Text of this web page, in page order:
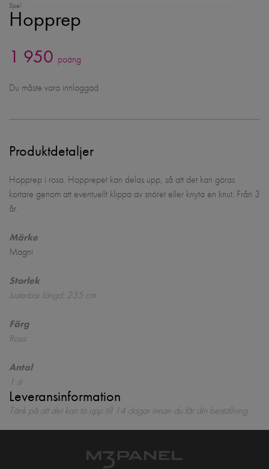
Spel
Hopprep
1 950 poäng
Du måste vara innloggad
Produktdetaljer
Hopprep i rosa. Hopprepet kan delas upp, så att det kan göras
kortare genom att eventuellt klippa av snöret eller knyta en knut. Från 3
år.
Märke
Magni
Storlek
Justerbar längd: 235 cm
Färg
Rosa
Antal
1 st
Leveransinformation
Tänk på att det kan ta upp till 14 dagar innan du får din beställning.